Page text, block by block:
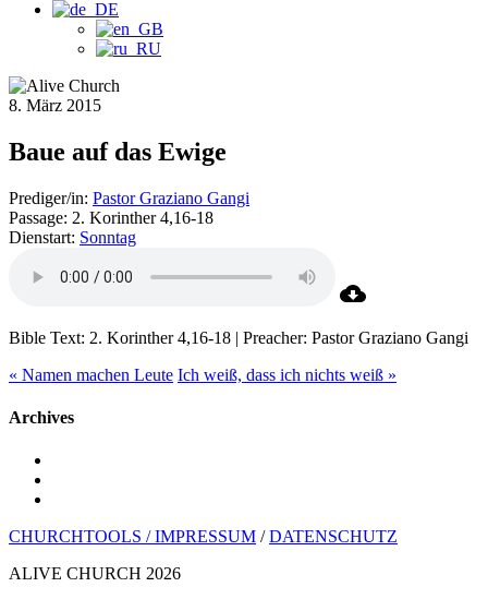
8. März 2015
Baue auf das Ewige
Prediger/in: Pastor Graziano Gangi
Passage: 2. Korinther 4,16-18
Dienstart: Sonntag
Bible Text: 2. Korinther 4,16-18 | Preacher: Pastor Graziano Gangi
« Namen machen Leute Ich weiß, dass ich nichts weiß »
Archives
CHURCHTOOLS /IMPRESSUM /DATENSCHUTZ
ALIVE CHURCH 2026